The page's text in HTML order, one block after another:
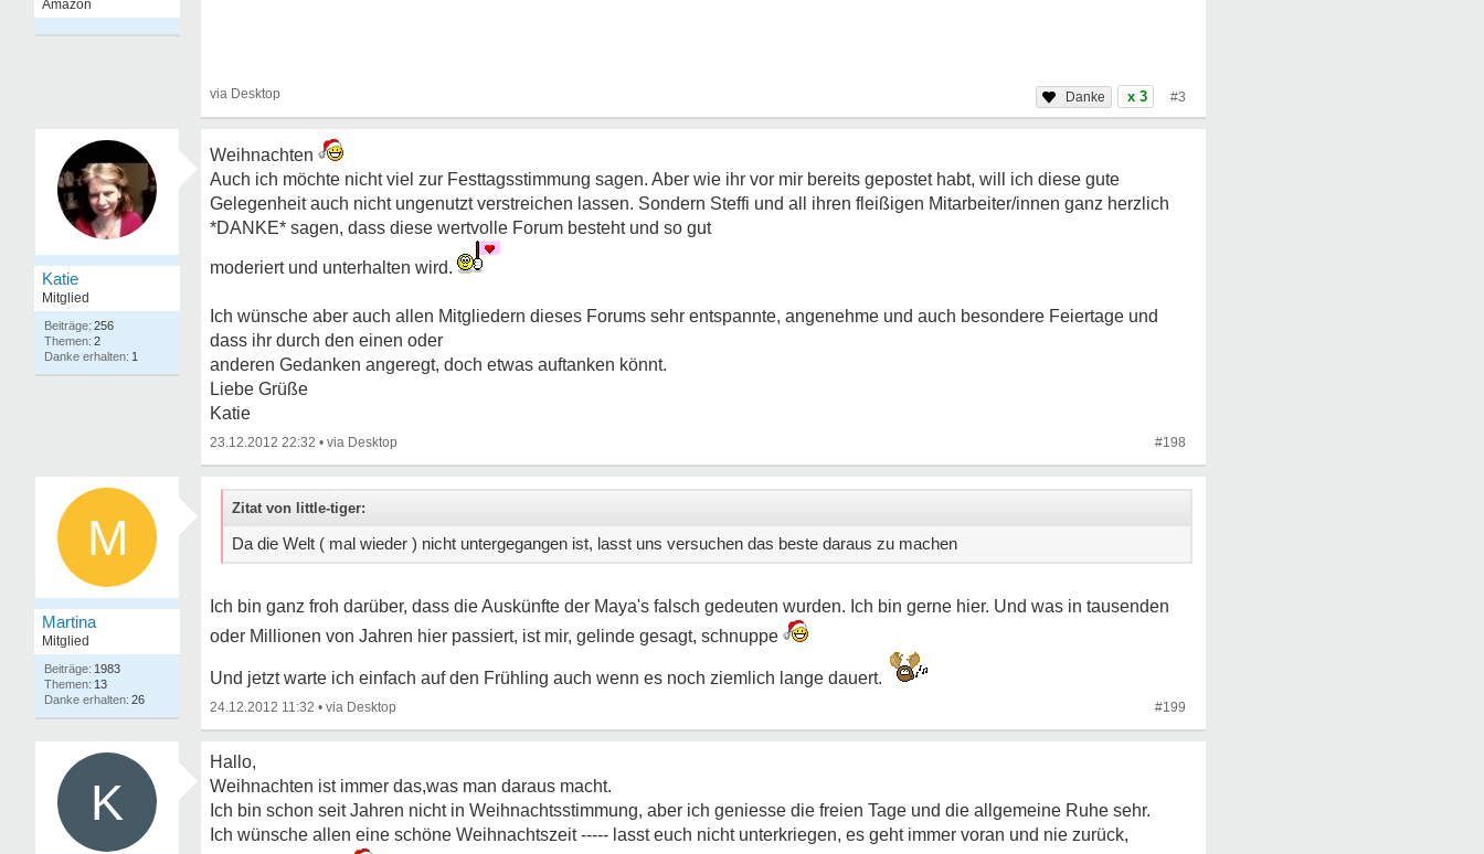
x 3 #3
Katie
Mitglied
256
2
1
Weihnachten
Auch ich möchte nicht viel zur Festtagsstimmung sagen. Aber wie ihr vor mir bereits gepostet habt, will ich diese gute
Gelegenheit auch nicht ungenutzt verstreichen lassen. Sondern Steffi und all ihren fleißigen Mitarbeiter/innen ganz herzlich
*DANKE* sagen, dass diese wertvolle Forum besteht und so gut
moderiert und unterhalten wird.
Ich wünsche aber auch allen Mitgliedern dieses Forums sehr entspannte, angenehme und auch besondere Feiertage und
dass ihr durch den einen oder
anderen Gedanken angeregt, doch etwas auftanken könnt.
Liebe Grüße
Katie
23.12.2012 22:32 • #198
M
Martina
Mitglied
1983
13
26
Zitat von little-tiger:
Da die Welt ( mal wieder ) nicht untergegangen ist, lasst uns versuchen das beste daraus zu machen
Ich bin ganz froh darüber, dass die Auskünfte der Maya's falsch gedeuten wurden. Ich bin gerne hier. Und was in tausenden
oder Millionen von Jahren hier passiert, ist mir, gelinde gesagt, schnuppe
Und jetzt warte ich einfach auf den Frühling auch wenn es noch ziemlich lange dauert.
24.12.2012 11:32 • #199
K
Hallo,
Weihnachten ist immer das,was man daraus macht.
Ich bin schon seit Jahren nicht in Weihnachtsstimmung, aber ich geniesse die freien Tage und die allgemeine Ruhe sehr.
Ich wünsche allen eine schöne Weihnachtszeit ----- lasst euch nicht unterkriegen, es geht immer voran und nie zurück,